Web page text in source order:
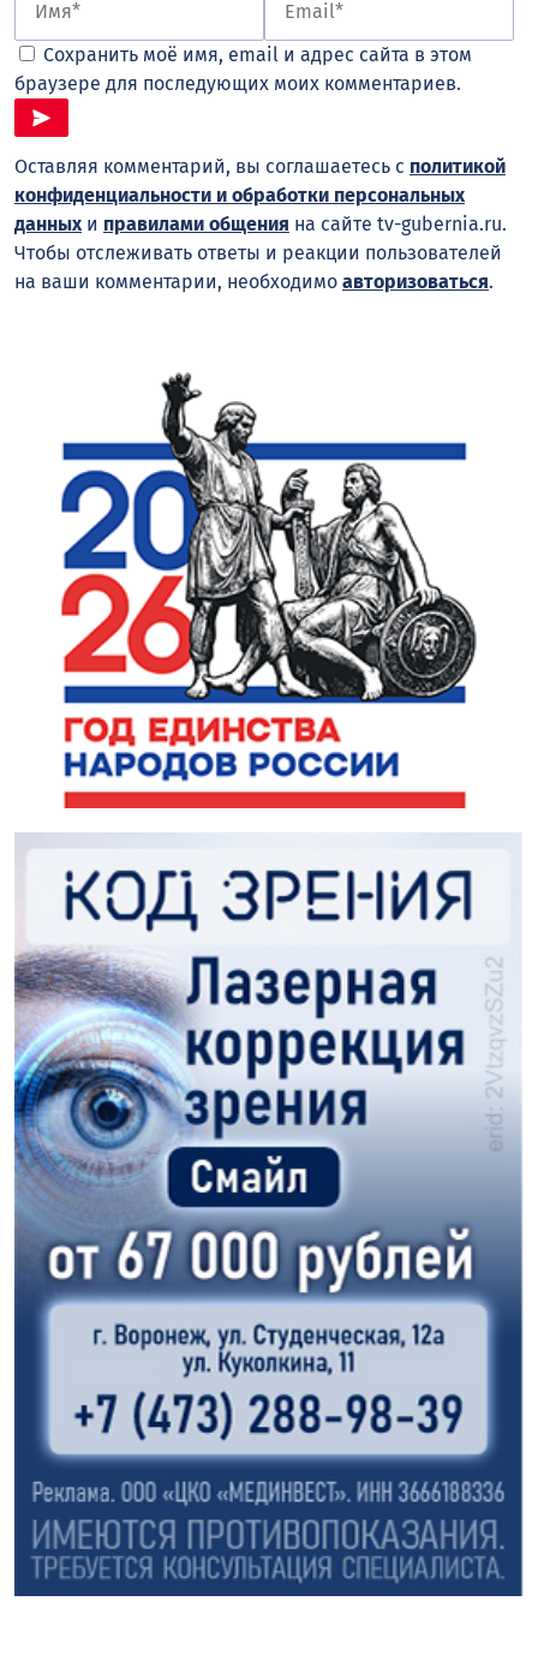
Сохранить моё имя, email и адрес сайта в этом
браузере для последующих моих комментариев.
Оставляя комментарий, вы соглашаетесь с политикой
конфиденциальности и обработки персональных
данных и правилами общения на сайте tv-gubernia.ru.
Чтобы отслеживать ответы и реакции пользователей
на ваши комментарии, необходимо авторизоваться.